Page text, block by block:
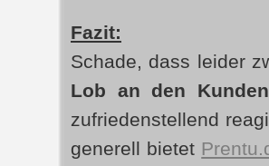
Fazit:
Schade, dass leider
Lob an den
zufriedenstellend
generell bietet